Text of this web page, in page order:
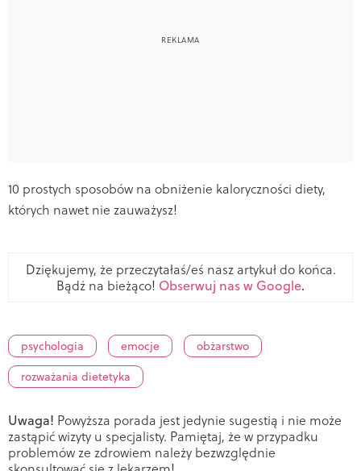
10 prostych sposobów na obniżenie kaloryczności diety,
których nawet nie zauważysz!
Dziękujemy, że przeczytałaś/eś nasz artykuł do końca.
Bądź na bieżąco! Obserwuj nas w Google.
psychologia emocje
obżarstwo
rozważania dietetyka
Uwaga! Powyższa porada jest jedynie sugestią i nie może
zastąpić wizyty u specjalisty. Pamiętaj, że w przypadku
problemów ze zdrowiem należy bezwzględnie